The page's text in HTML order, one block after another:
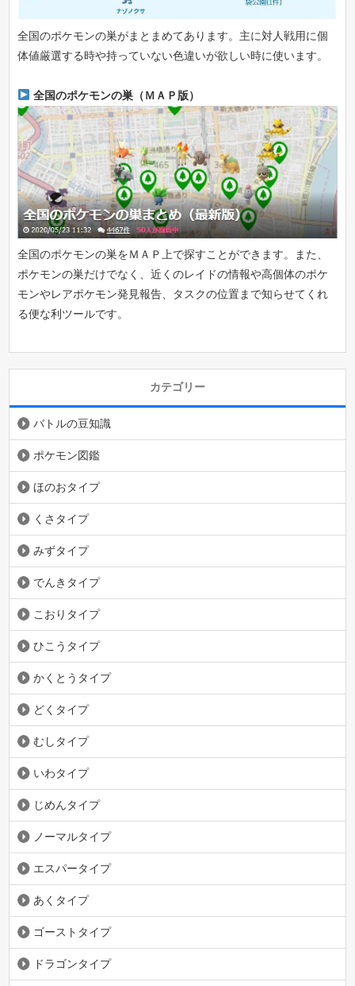
全国のポケモンの巣がまとまめてあります。主に対人戦用に個
体値厳選する時や持っていない色違いが欲しい時に使います。
全国のポケモンの巣（ＭＡＰ版）
全国のポケモンの巣をＭＡＰ上で探すことができます。また、
ポケモンの巣だけでなく、近くのレイドの情報や高個体のポケ
モンやレアポケモン発見報告、タスクの位置まで知らせてくれ
る便な利ツールです。
カテゴリー
バトルの豆知識
ポケモン図鑑
ほのおタイプ
くさタイプ
みずタイプ
でんきタイプ
こおりタイプ
ひこうタイプ
かくとうタイプ
どくタイプ
むしタイプ
いわタイプ
じめんタイプ
ノーマルタイプ
エスパータイプ
あくタイプ
ゴーストタイプ
ドラゴンタイプ